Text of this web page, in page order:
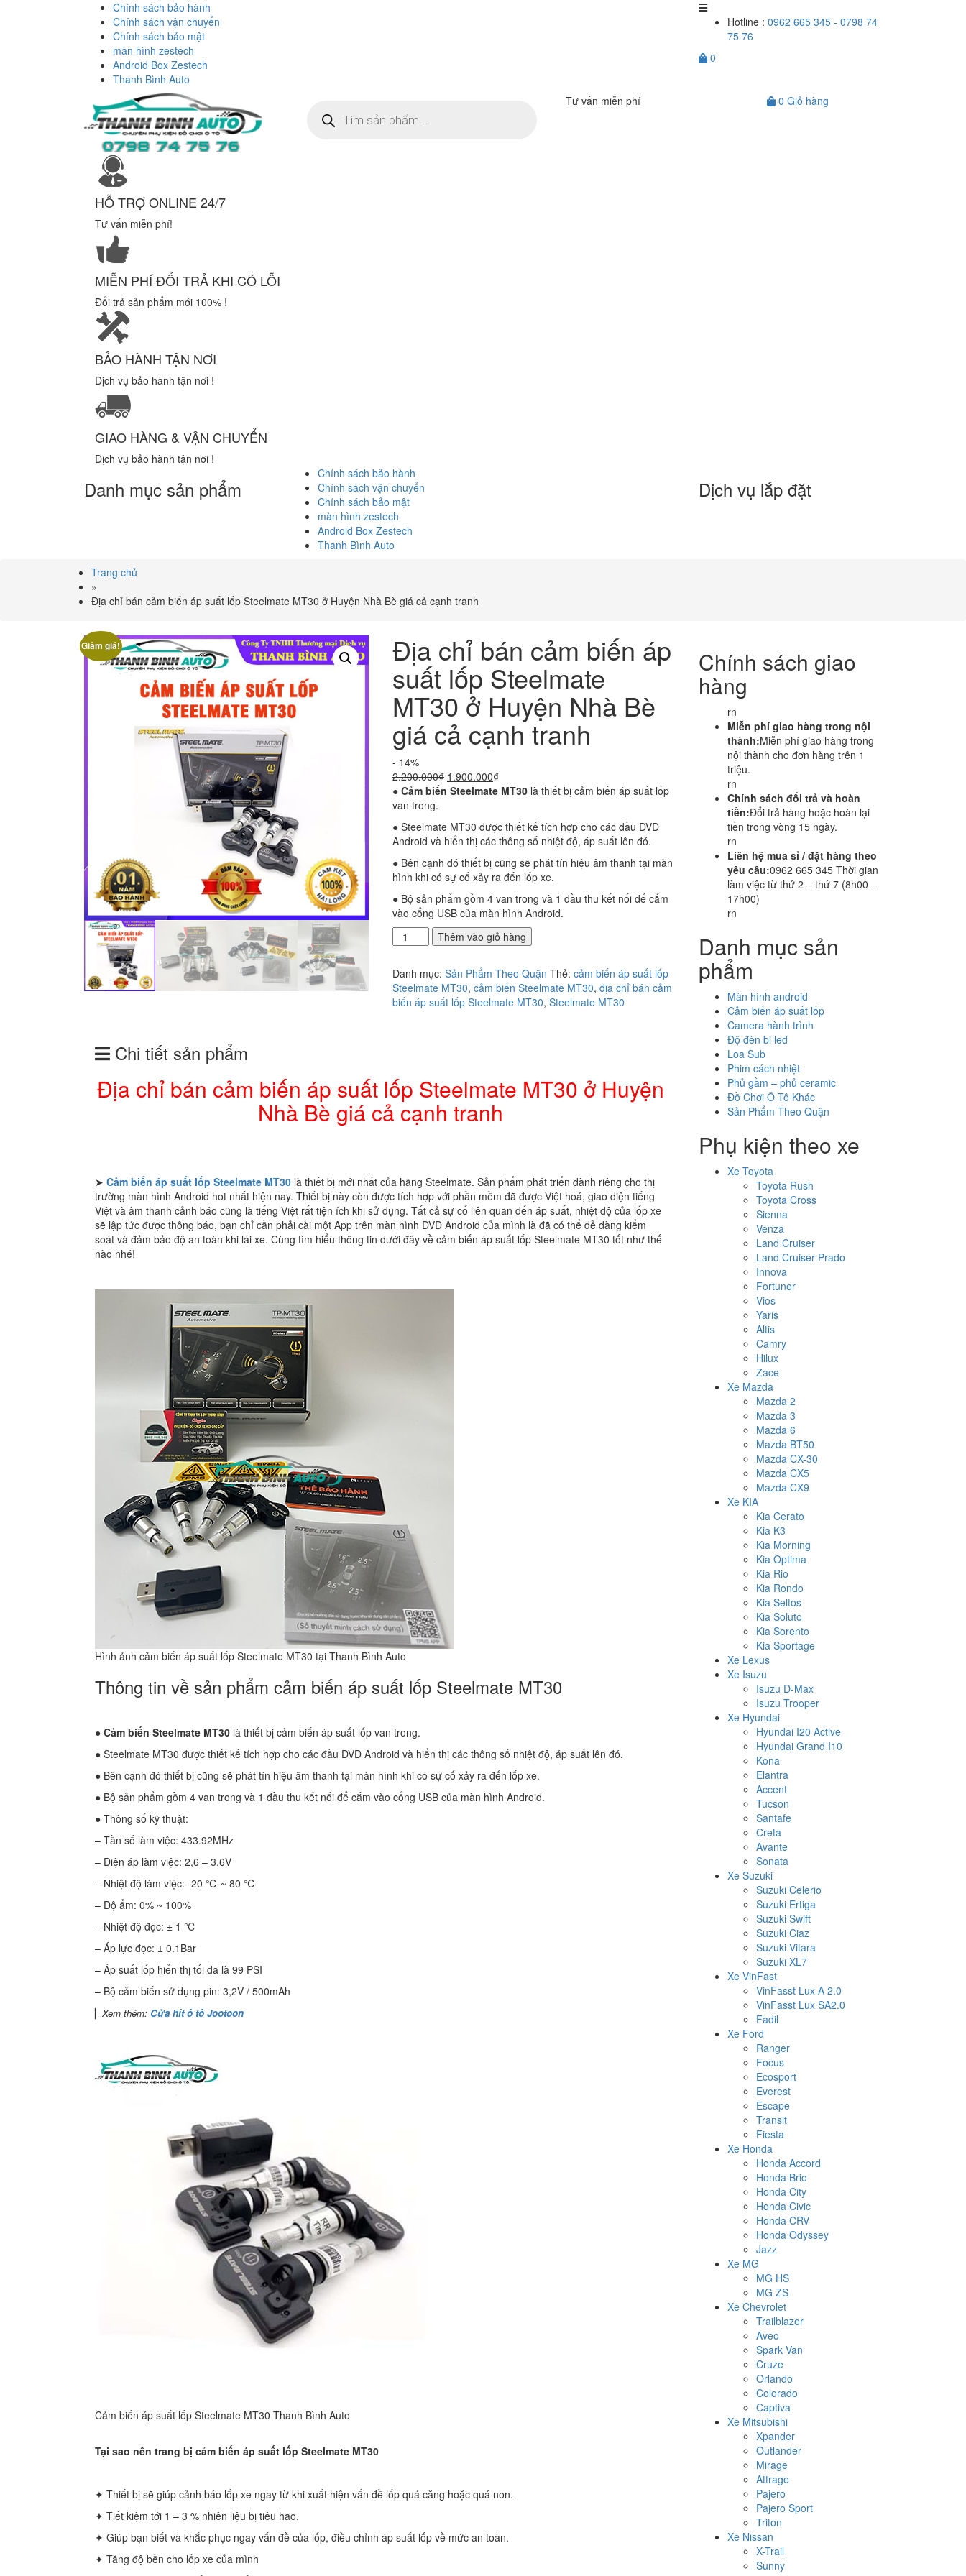
Chính sách bảo hành
Chính sách vận chuyển
Chính sách bảo mật
màn hình zestech
Android Box Zestech
Thanh Bình Auto
Hotline : 0962 665 345 - 0798 74
75 76
0
kiếm
sản
Tư vấn miễn phí 0 Giỏ hàng
HỖ TRỢ ONLINE 24/7
Tư vấn miễn phí!
MIỄN PHÍ ĐỔI TRẢ KHI CÓ LỖI
Đổi trả sản phẩm mới 100% !
BẢO HÀNH TẬN NƠI
Dịch vụ bảo hành tận nơi !
GIAO HÀNG & VẬN CHUYỂN
Dịch vụ bảo hành tận nơi !
Danh mục sản phẩm
Chính sách bảo hành
Chính sách vận chuyển
Chính sách bảo mật
màn hình zestech
Android Box Zestech
Thanh Bình Auto
Dịch vụ lắp đặt
Trang chủ
»
Địa chỉ bán cảm biến áp suất lốp Steelmate MT30 ở Huyện Nhà Bè giá cả cạnh tranh
Giảm giá! Địa chỉ bán cảm biến áp
suất lốp Steelmate
MT30 ở Huyện Nhà Bè
giá cả cạnh tranh
- 14%
2.200.000₫ Giá
gốc
1.900.000₫Giá
hiện
1.900.000₫.
● Cảm biến Steelmate MT30 là thiết bị cảm biến áp suất lốp
van trong.
● Steelmate MT30 được thiết kế tích hợp cho các đầu DVD
Android và hiển thị các thông số nhiệt độ, áp suất lên đó.
● Bên cạnh đó thiết bị cũng sẽ phát tín hiệu âm thanh tại màn
hình khi có sự cố xảy ra đến lốp xe.
● Bộ sản phẩm gồm 4 van trong và 1 đầu thu kết nối để cắm
vào cổng USB của màn hình Android.
Địa
chỉ
cảm
biến
áp
ở
Huyện
Nhà
Bè
tranh
số
lượng
Thêm vào giỏ hàng
Danh mục: Sản Phẩm Theo Quận Thẻ: cảm biến áp suất lốp
Steelmate MT30, cảm biến Steelmate MT30, địa chỉ bán cảm
biến áp suất lốp Steelmate MT30, Steelmate MT30
Chi tiết sản phẩm
Địa chỉ bán cảm biến áp suất lốp Steelmate MT30 ở Huyện
Nhà Bè giá cả cạnh tranh
➤ Cảm biến áp suất lốp Steelmate MT30 là thiết bị mới nhất của hãng Steelmate. Sản phẩm phát triển dành riêng cho thị
trường màn hình Android hot nhất hiện nay. Thiết bị này còn được tích hợp với phần mềm đã được Việt hoá, giao diện tiếng
Việt và âm thanh cảnh báo cũng là tiếng Việt rất tiện ích khi sử dụng. Tất cả sự cố liên quan đến áp suất, nhiệt độ của lốp xe
sẽ lập tức được thông báo, bạn chỉ cần phải cài một App trên màn hình DVD Android của mình là đã có thể dễ dàng kiểm
soát và đảm bảo độ an toàn khi lái xe. Cùng tìm hiểu thông tin dưới đây về cảm biến áp suất lốp Steelmate MT30 tốt như thế
nào nhé!
Hình ảnh cảm biến áp suất lốp Steelmate MT30 tại Thanh Bình Auto
Thông tin về sản phẩm cảm biến áp suất lốp Steelmate MT30
● Cảm biến Steelmate MT30 là thiết bị cảm biến áp suất lốp van trong.
● Steelmate MT30 được thiết kế tích hợp cho các đầu DVD Android và hiển thị các thông số nhiệt độ, áp suất lên đó.
● Bên cạnh đó thiết bị cũng sẽ phát tín hiệu âm thanh tại màn hình khi có sự cố xảy ra đến lốp xe.
● Bộ sản phẩm gồm 4 van trong và 1 đầu thu kết nối để cắm vào cổng USB của màn hình Android.
● Thông số kỹ thuật:
– Tần số làm việc: 433.92MHz
– Điện áp làm việc: 2,6 – 3,6V
– Nhiệt độ làm việc: -20 ℃ ~ 80 ℃
– Độ ẩm: 0% ~ 100%
– Nhiệt độ đọc: ± 1 ℃
– Áp lực đọc: ± 0.1Bar
– Áp suất lốp hiển thị tối đa là 99 PSI
– Bộ cảm biến sử dụng pin: 3,2V / 500mAh
▏ Xem thêm: Cửa hít ô tô Jootoon
Cảm biến áp suất lốp Steelmate MT30 Thanh Bình Auto
Tại sao nên trang bị cảm biến áp suất lốp Steelmate MT30
✦ Thiết bị sẽ giúp cảnh báo lốp xe ngay từ khi xuất hiện vấn đề lốp quá căng hoặc quá non.
✦ Tiết kiệm tới 1 – 3 % nhiên liệu bị tiêu hao.
✦ Giúp bạn biết và khắc phục ngay vấn đề của lốp, điều chỉnh áp suất lốp về mức an toàn.
✦ Tăng độ bền cho lốp xe của mình
Chính sách giao
hàng
rn
Miễn phí giao hàng trong nội
thành:Miễn phí giao hàng trong
nội thành cho đơn hàng trên 1
triệu.
rn
Chính sách đổi trả và hoàn
tiền:Đổi trả hàng hoặc hoàn lại
tiền trong vòng 15 ngày.
rn
Liên hệ mua sỉ / đặt hàng theo
yêu cầu:0962 665 345 Thời gian
làm việc từ thứ 2 – thứ 7 (8h00 –
17h00)
rn
Danh mục sản
phẩm
Màn hình android
Cảm biến áp suất lốp
Camera hành trình
Độ đèn bi led
Loa Sub
Phim cách nhiệt
Phủ gầm – phủ ceramic
Đồ Chơi Ô Tô Khác
Sản Phẩm Theo Quận
Phụ kiện theo xe
Xe Toyota
Toyota Rush
Toyota Cross
Sienna
Venza
Land Cruiser
Land Cruiser Prado
Innova
Fortuner
Vios
Yaris
Altis
Camry
Hilux
Zace
Xe Mazda
Mazda 2
Mazda 3
Mazda 6
Mazda BT50
Mazda CX-30
Mazda CX5
Mazda CX9
Xe KIA
Kia Cerato
Kia K3
Kia Morning
Kia Optima
Kia Rio
Kia Rondo
Kia Seltos
Kia Soluto
Kia Sorento
Kia Sportage
Xe Lexus
Xe Isuzu
Isuzu D-Max
Isuzu Trooper
Xe Hyundai
Hyundai I20 Active
Hyundai Grand I10
Kona
Elantra
Accent
Tucson
Santafe
Creta
Avante
Sonata
Xe Suzuki
Suzuki Celerio
Suzuki Ertiga
Suzuki Swift
Suzuki Ciaz
Suzuki Vitara
Suzuki XL7
Xe VinFast
VinFasst Lux A 2.0
VinFasst Lux SA2.0
Fadil
Xe Ford
Ranger
Focus
Ecosport
Everest
Escape
Transit
Fiesta
Xe Honda
Honda Accord
Honda Brio
Honda City
Honda Civic
Honda CRV
Honda Odyssey
Jazz
Xe MG
MG HS
MG ZS
Xe Chevrolet
Trailblazer
Aveo
Spark Van
Cruze
Orlando
Colorado
Captiva
Xe Mitsubishi
Xpander
Outlander
Mirage
Attrage
Pajero
Pajero Sport
Triton
Xe Nissan
X-Trail
Sunny